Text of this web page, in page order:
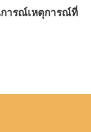
ารณ์เหตุการณ์ที่